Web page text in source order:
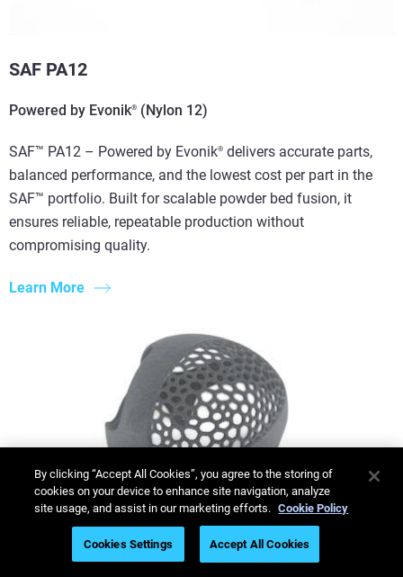
SAF PA12
Powered by Evonik® (Nylon 12)
SAF™ PA12 – Powered by Evonik® delivers accurate parts,
balanced performance, and the lowest cost per part in the
SAF™ portfolio. Built for scalable powder bed fusion, it
ensures reliable, repeatable production without
compromising quality.
Learn More
By clicking “Accept All Cookies”, you agree to the storing of
cookies on your device to enhance site navigation, analyze
site usage, and assist in our marketing efforts. Cookie Policy
Cookies Settings Accept All Cookies